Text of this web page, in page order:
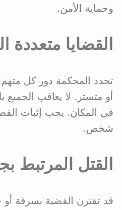
وحماية الأمن.
القضايا متعددة
تحدد المحكمة دور كل
أو متستر. لا يعاقب
في المكان. يجب إثبات
شخص.
القتل المرتبط
قد تقترن القضية بسرقة